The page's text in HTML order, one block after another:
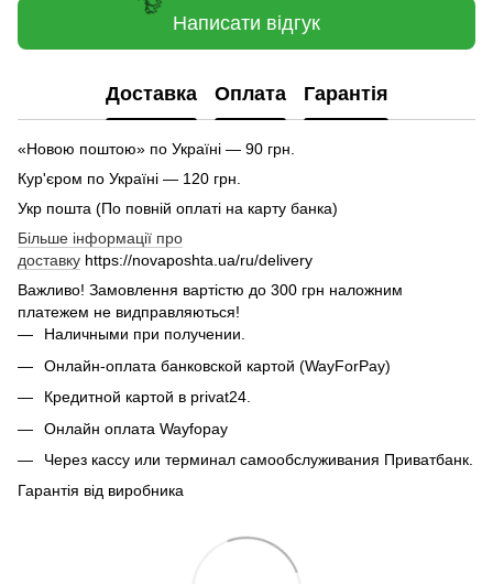
Написати відгук
Доставка Оплата Гарантія
«Новою поштою» по Україні — 90 грн.
Кур'єром по Україні — 120 грн.
Укр пошта (По повній оплаті на карту банка)
Більше інформації про
доставку https://novaposhta.ua/ru/delivery
Важливо! Замовлення вартістю до 300 грн наложним
платежем не видправляються!
Наличными при получении.
Онлайн-оплата банковской картой (WayForPay)
Кредитной картой в privat24.
Онлайн оплата Wayfopay
Через кассу или терминал самообслуживания Приватбанк.
Гарантія від виробника
🌹